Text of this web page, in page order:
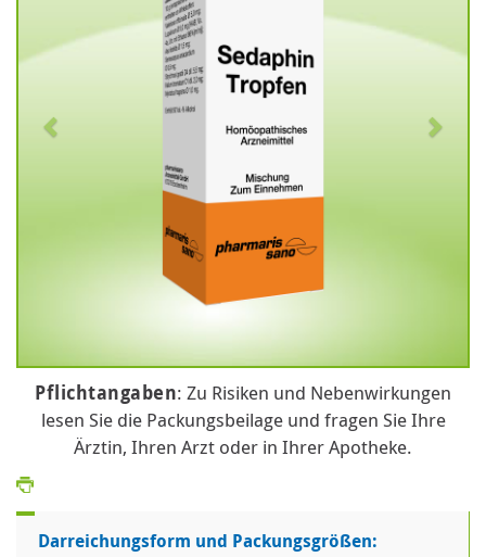
Pflichtangaben: Zu Risiken und Nebenwirkungen
lesen Sie die Packungsbeilage und fragen Sie Ihre
Ärztin, Ihren Arzt oder in Ihrer Apotheke.
Darreichungsform und Packungsgrößen: